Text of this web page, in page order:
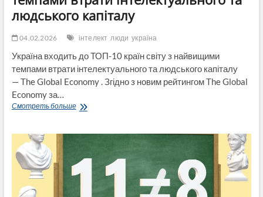
людського капіталу
04.02.2026 інтелект люди україна
Україна входить до ТОП-10 країн світу з найвищими
темпами втрати інтелектуального та людського капіталу
— The Global Economy . Згідно з новим рейтингом The Global
Economy за…
Смотреть большеThe
до